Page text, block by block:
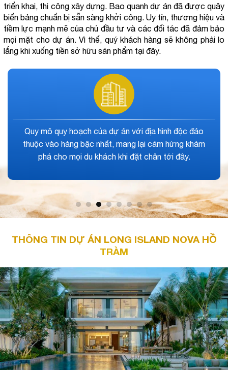
triển khai, thi công xây dựng. Bao quanh dự án đã được quây
biển bảng chuẩn bị sẵn sàng khởi công. Uy tín, thương hiệu và
tiềm lực mạnh mẽ của chủ đầu tư và các đối tác đã đảm bảo
mọi mặt cho dự án. Vì thế, quý khách hàng sẽ không phải lo
lắng khi xuống tiền sở hữu sản phẩm tại đây.
Sức bật của khu vực Hồ Tràm còn rất lớn, đặc biệt là
khi dự án nằm ngay tại con đường ven biển Hồ Tràm
hội tụ hàng loạt khu đô thị nghỉ dưỡng quy mô của
THÔNG TIN DỰ ÁN LONG ISLAND NOVA HỒ
TRÀM